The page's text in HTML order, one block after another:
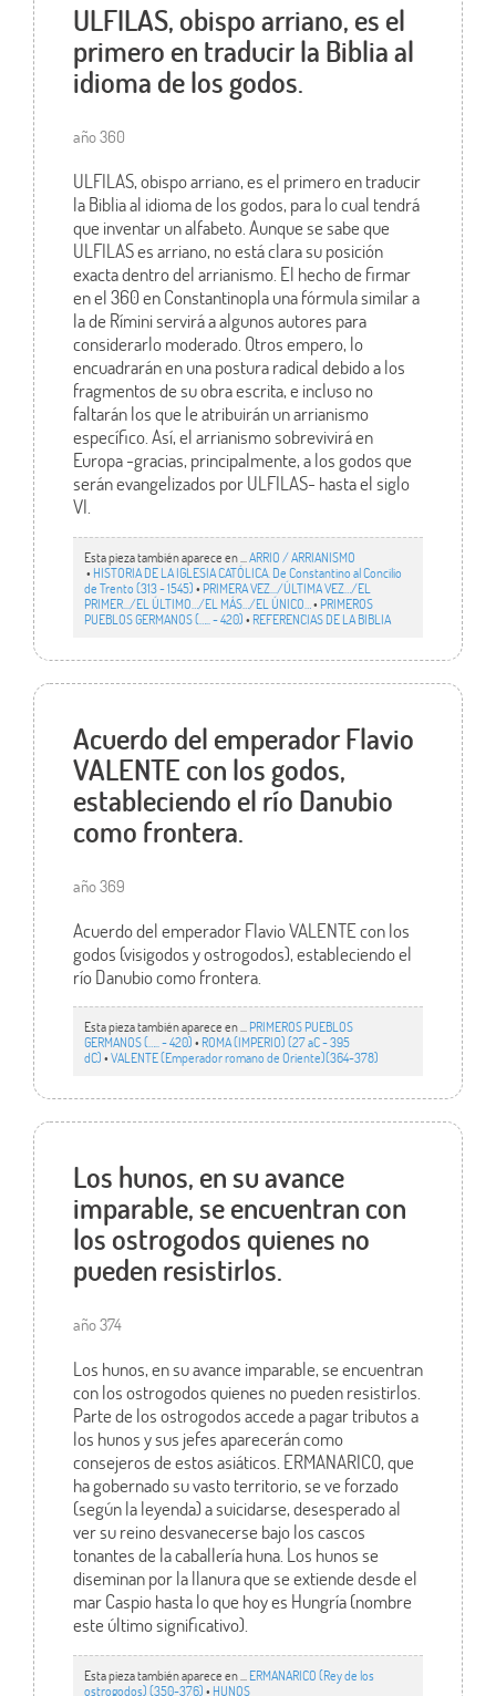
ULFILAS, obispo arriano, es el
primero en traducir la Biblia al
idioma de los godos.
año 360
ULFILAS, obispo arriano, es el primero en traducir
la Biblia al idioma de los godos, para lo cual tendrá
que inventar un alfabeto. Aunque se sabe que
ULFILAS es arriano, no está clara su posición
exacta dentro del arrianismo. El hecho de firmar
en el 360 en Constantinopla una fórmula similar a
la de Rímini servirá a algunos autores para
considerarlo moderado. Otros empero, lo
encuadrarán en una postura radical debido a los
fragmentos de su obra escrita, e incluso no
faltarán los que le atribuirán un arrianismo
específico. Así, el arrianismo sobrevivirá en
Europa -gracias, principalmente, a los godos que
serán evangelizados por ULFILAS- hasta el siglo
VI.
Esta pieza también aparece en ... ARRIO / ARRIANISMO
• HISTORIA DE LA IGLESIA CATÓLICA. De Constantino al Concilio
de Trento (313 - 1545)• PRIMERA VEZ.../ÚLTIMA VEZ…/EL
PRIMER.../EL ÚLTIMO…/EL MÁS…/EL ÚNICO… • PRIMEROS
PUEBLOS GERMANOS (….. - 420)• REFERENCIAS DE LA BIBLIA
Acuerdo del emperador Flavio
VALENTE con los godos,
estableciendo el río Danubio
como frontera.
año 369
Acuerdo del emperador Flavio VALENTE con los
godos (visigodos y ostrogodos), estableciendo el
río Danubio como frontera.
Esta pieza también aparece en ... PRIMEROS PUEBLOS
GERMANOS (….. - 420)• ROMA (IMPERIO) (27 aC - 395
dC)•VALENTE (Emperador romano de Oriente)(364-378)
Los hunos, en su avance
imparable, se encuentran con
los ostrogodos quienes no
pueden resistirlos.
año 374
Los hunos, en su avance imparable, se encuentran
con los ostrogodos quienes no pueden resistirlos.
Parte de los ostrogodos accede a pagar tributos a
los hunos y sus jefes aparecerán como
consejeros de estos asiáticos. ERMANARICO, que
ha gobernado su vasto territorio, se ve forzado
(según la leyenda) a suicidarse, desesperado al
ver su reino desvanecerse bajo los cascos
tonantes de la caballería huna. Los hunos se
diseminan por la llanura que se extiende desde el
mar Caspio hasta lo que hoy es Hungría (nombre
este último significativo).
Esta pieza también aparece en ... ERMANARICO (Rey de los
ostrogodos) (350-376)• HUNOS